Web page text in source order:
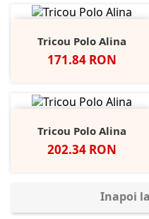
Tricou Polo Alina
Pret
171.84 RON
Tricou Polo Alina
Pret
202.34 RON
Inapoi